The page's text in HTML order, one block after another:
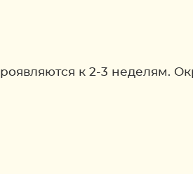
к 2-3 неделям.